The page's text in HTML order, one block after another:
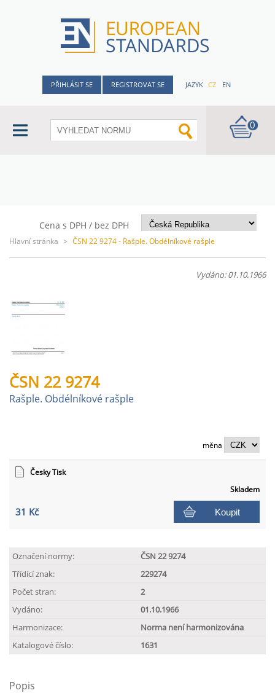
PŘIHLÁSIT SE REGISTROVAT SE JAZYK CZ EN
0
Cena s DPH / bez DPH
Hlavní stránka > ČSN 22 9274 - Rašple. Obdélníkové rašple
Vydáno: 01.10.1966
ČSN 22 9274
Rašple. Obdélníkové rašple
měna
Česky Tisk
Skladem
31 Kč Koupit
Označení normy:
ČSN 22 9274
Třídící znak:
229274
Počet stran:
2
Vydáno:
01.10.1966
Harmonizace:
Norma není harmonizována
Katalogové číslo:
1631
Popis